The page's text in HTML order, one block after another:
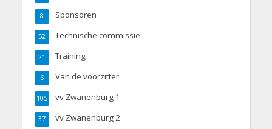
Sponsoren
8
Technische commissie
52
Training
21
Van de voorzitter
6
vv Zwanenburg 1
105
vv Zwanenburg 2
37